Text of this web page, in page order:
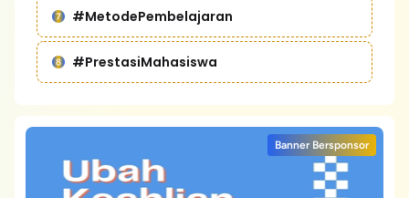
#MetodePembelajaran
#PrestasiMahasiswa
Banner Bersponsor